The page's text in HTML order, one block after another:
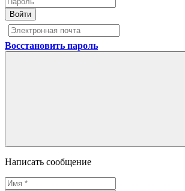
Войти
Восстановить пароль
Написать сообщение